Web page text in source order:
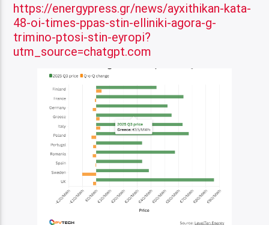
https://energypress.gr/news/ayxithikan-kata-
48-oi-times-ppas-stin-elliniki-agora-g-
trimino-ptosi-stin-eyropi?
utm_source=chatgpt.com